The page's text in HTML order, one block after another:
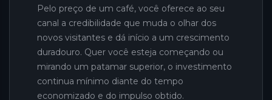
Pelo preço de um café, você oferece ao seu
canal a credibilidade que muda o olhar dos
novos visitantes e dá início a um crescimento
duradouro. Quer você esteja começando ou
mirando um patamar superior, o investimento
continua mínimo diante do tempo
economizado e do impulso obtido.